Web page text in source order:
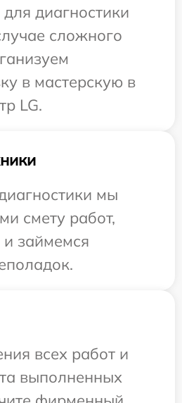
диагностики
сложного
в мастерскую в
LG.
мы
смету работ,
займемся
всех работ и
выполненных